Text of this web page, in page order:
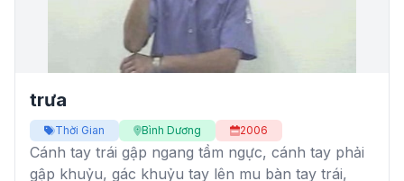
trưa
Thời Gian Bình Dương 2006
Cánh tay trái gập ngang tầm ngực, cánh tay phải
gập khuỷu, gác khuỷu tay lên mu bàn tay trái,